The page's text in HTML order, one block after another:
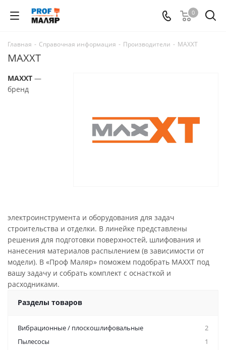
0
Главная - Справочная информация - Производители - MAXXT
MAXXT
MAXXT —
бренд
электроинструмента и оборудования для задач
строительства и отделки. В линейке представлены
решения для подготовки поверхностей, шлифования и
нанесения материалов распылением (в зависимости от
модели). В «Проф Маляр» поможем подобрать MAXXT под
вашу задачу и собрать комплект с оснасткой и
расходниками.
Разделы товаров
Вибрационные / плоскошлифовальные
2
Пылесосы
1